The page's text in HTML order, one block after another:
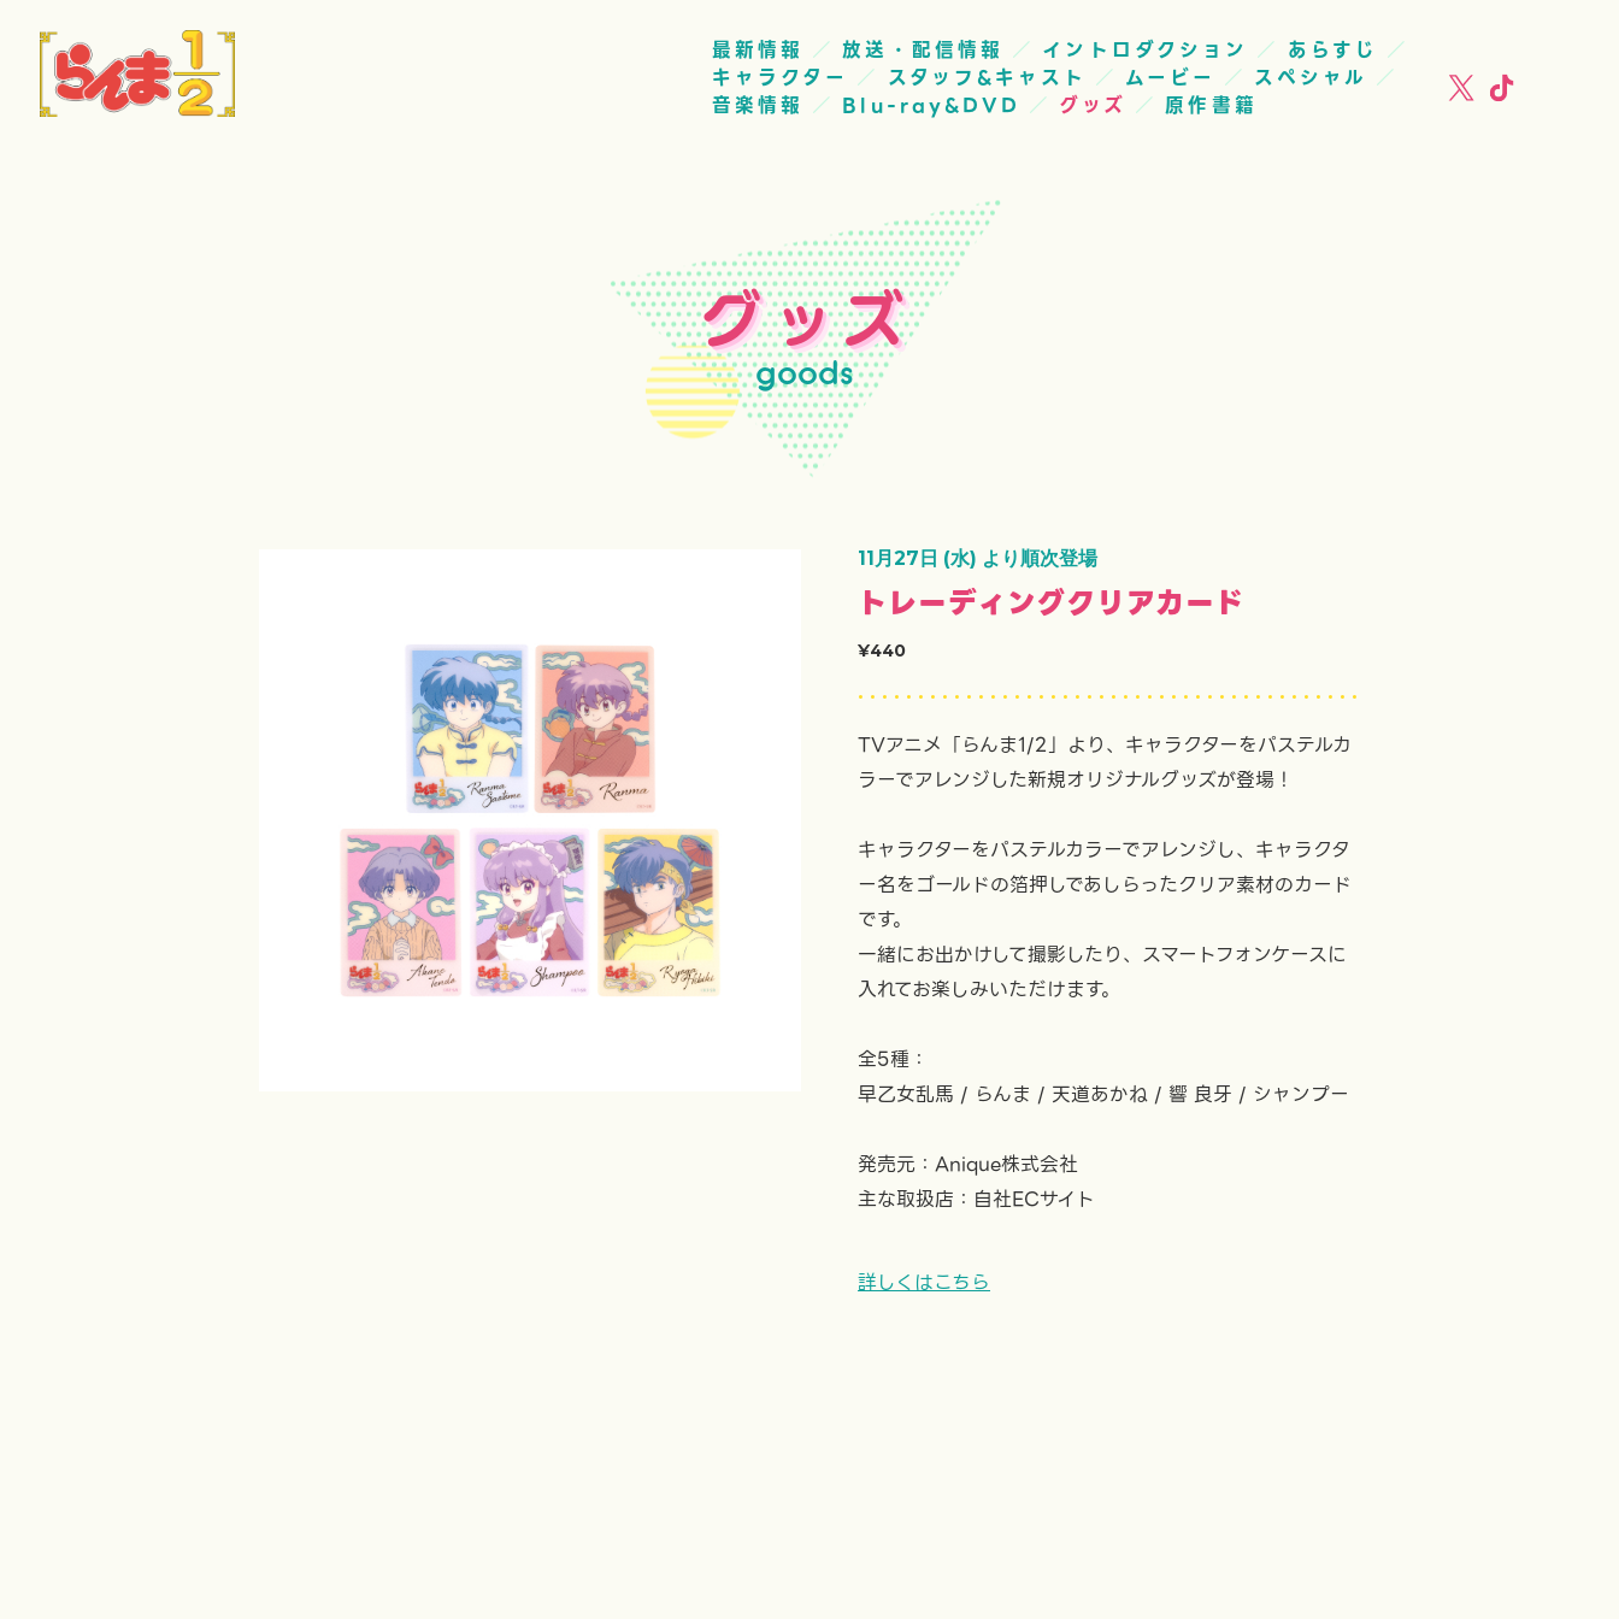
最新情報 放送・配信情報 イントロダクション
あらすじ
キャラクター
スタッフ&キャスト ムービー
スペシャル
音楽情報
Blu-ray&DVD グッズ 原作書籍
グッズ
goods
11月27日 (水) より順次登場
トレーディングクリアカード
¥440
TVアニメ「らんま1/2」より、キャラクターをパステルカ
ラーでアレンジした新規オリジナルグッズが登場！
キャラクターをパステルカラーでアレンジし、キャラクタ
ー名をゴールドの箔押しであしらったクリア素材のカード
です。
一緒にお出かけして撮影したり、スマートフォンケースに
入れてお楽しみいただけます。
全5種：
早乙女乱馬 / らんま / 天道あかね / 響 良牙 / シャンプー
発売元：Anique株式会社
主な取扱店：自社ECサイト
詳しくはこちら